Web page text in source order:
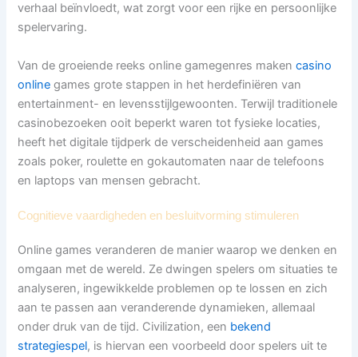
verhaal beïnvloedt, wat zorgt voor een rijke en persoonlijke
spelervaring.
Van de groeiende reeks online gamegenres makencasino
online games grote stappen in het herdefiniëren van
entertainment- en levensstijlgewoonten. Terwijl traditionele
casinobezoeken ooit beperkt waren tot fysieke locaties,
heeft het digitale tijdperk de verscheidenheid aan games
zoals poker, roulette en gokautomaten naar de telefoons
en laptops van mensen gebracht.
Cognitieve vaardigheden en besluitvorming stimuleren
Online games veranderen de manier waarop we denken en
omgaan met de wereld. Ze dwingen spelers om situaties te
analyseren, ingewikkelde problemen op te lossen en zich
aan te passen aan veranderende dynamieken, allemaal
onder druk van de tijd. Civilization, een bekend
strategiespel, is hiervan een voorbeeld door spelers uit te